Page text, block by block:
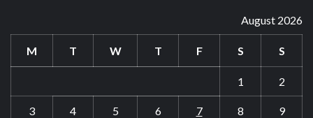
August 2026
M T W T F S S
1 2
3 4 5 6 7 8 9